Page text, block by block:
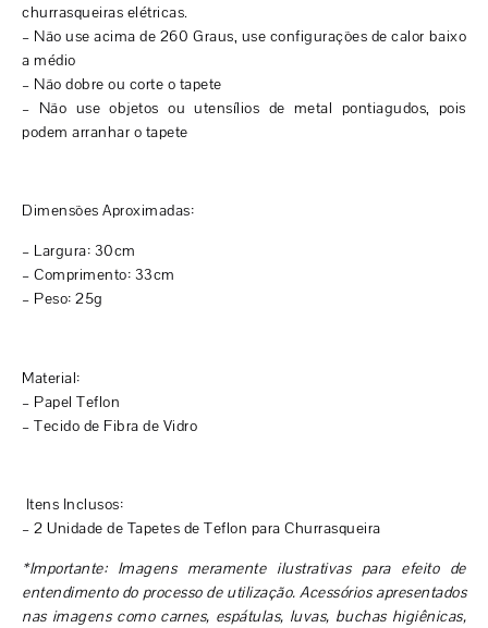
churrasqueiras elétricas.
– Não use acima de 260 Graus, use configurações de calor baixo
a médio
– Não dobre ou corte o tapete
– Não use objetos ou utensílios de metal pontiagudos, pois
podem arranhar o tapete
Dimensões Aproximadas:
– Largura: 30cm
– Comprimento: 33cm
– Peso: 25g
Material:
– Papel Teflon
– Tecido de Fibra de Vidro
Itens Inclusos:
– 2 Unidade de Tapetes de Teflon para Churrasqueira
*Importante: Imagens meramente ilustrativas para efeito de
entendimento do processo de utilização. Acessórios apresentados
nas imagens como carnes, espátulas, luvas, buchas higiênicas,